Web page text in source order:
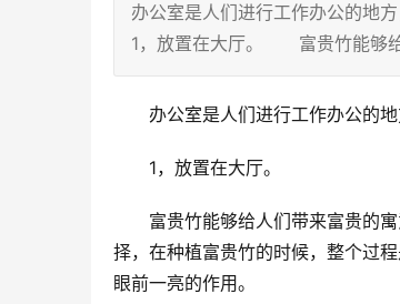
办公室是人们进行工作办公的地
1，放置在大厅。 富贵竹能够
办公室是人们进行工作办公的地
1，放置在大厅。
富贵竹能够给人们带来富贵的寓
择，在种植富贵竹的时候，整个过
眼前一亮的作用。